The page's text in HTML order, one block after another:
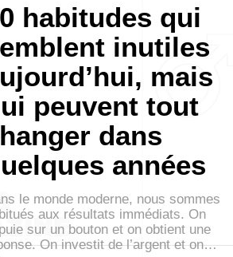
habitudes qui
inutiles
mais
peuvent tout
dans
années
le monde moderne, nous sommes
aux résultats immédiats. On
sur un bouton et on obtient une
On investit de l’argent et on…